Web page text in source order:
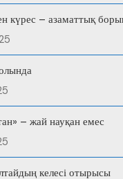
күрес – азаматтық
– жай науқан емес
келесі отырысы